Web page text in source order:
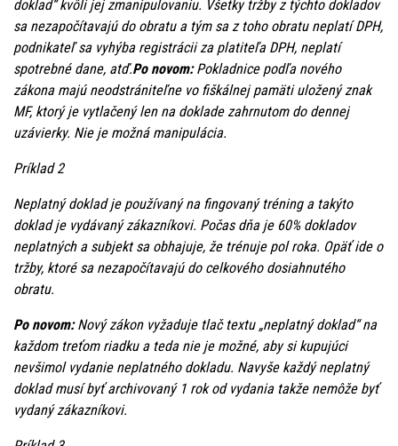
doklad“ kvôli jej zmanipulovaniu. Všetky tržby z týchto dokladov
sa nezapočítavajú do obratu a tým sa z toho obratu neplatí DPH,
podnikateľ sa vyhýba registrácii za platiteľa DPH, neplatí
spotrebné dane, atď.Po novom:Pokladnice podľa nového
zákona majú neodstrániteľne vo fiškálnej pamäti uložený znak
MF, ktorý je vytlačený len na doklade zahrnutom do dennej
uzávierky. Nie je možná manipulácia.
Príklad 2
Neplatný doklad je používaný na fingovaný tréning a takýto
doklad je vydávaný zákazníkovi. Počas dňa je 60% dokladov
neplatných a subjekt sa obhajuje, že trénuje pol roka. Opäť ide o
tržby, ktoré sa nezapočítavajú do celkového dosiahnutého
obratu.
Po novom:Nový zákon vyžaduje tlač textu „neplatný doklad“ na
každom treťom riadku a teda nie je možné, aby si kupujúci
nevšimol vydanie neplatného dokladu. Navyše každý neplatný
doklad musí byť archivovaný 1 rok od vydania takže nemôže byť
vydaný zákazníkovi.